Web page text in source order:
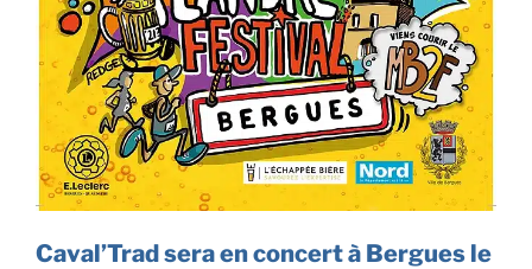
Caval’Trad sera en concert à Bergues le